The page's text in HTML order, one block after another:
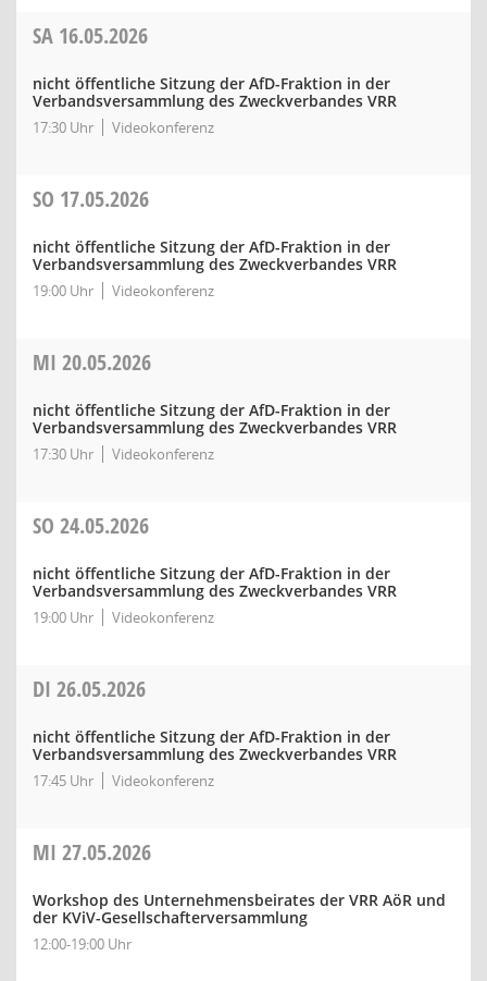
SA 16.05.2026
nicht öffentliche Sitzung der AfD-Fraktion in der
Verbandsversammlung des Zweckverbandes VRR
17:30 Uhr Videokonferenz
SO 17.05.2026
nicht öffentliche Sitzung der AfD-Fraktion in der
Verbandsversammlung des Zweckverbandes VRR
19:00 Uhr Videokonferenz
MI 20.05.2026
nicht öffentliche Sitzung der AfD-Fraktion in der
Verbandsversammlung des Zweckverbandes VRR
17:30 Uhr Videokonferenz
SO 24.05.2026
nicht öffentliche Sitzung der AfD-Fraktion in der
Verbandsversammlung des Zweckverbandes VRR
19:00 Uhr Videokonferenz
DI 26.05.2026
nicht öffentliche Sitzung der AfD-Fraktion in der
Verbandsversammlung des Zweckverbandes VRR
17:45 Uhr Videokonferenz
MI 27.05.2026
Workshop des Unternehmensbeirates der VRR AöR und
der KViV-Gesellschafterversammlung
12:00-19:00 Uhr